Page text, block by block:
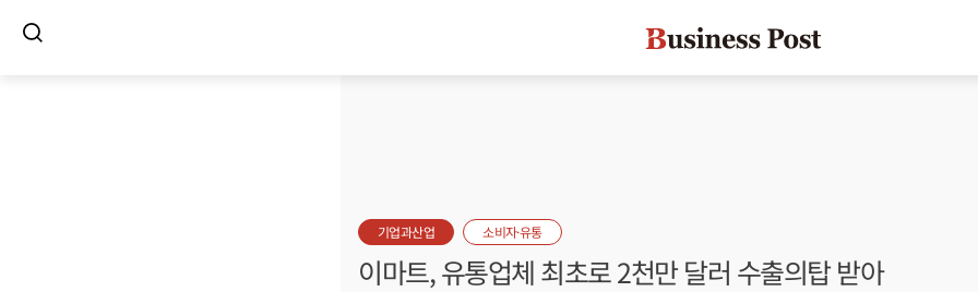
기업과산업 소비자·유통
이마트, 유통업체 최초로 2천만 달러 수출의탑 받아